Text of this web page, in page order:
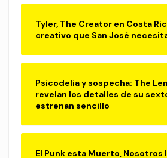
Tyler, The Creator en Costa
creativo que San José
Psicodelia y sospecha: The
revelan los detalles de su
estrenan sencillo
El Punk esta Muerto, Nosotros